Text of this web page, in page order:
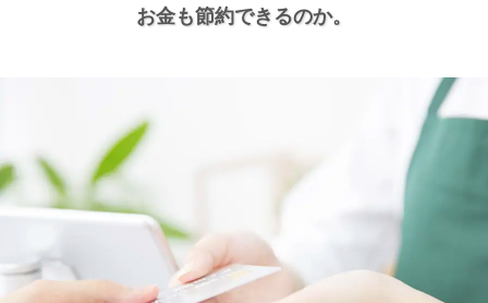
お金も節約できるのか。